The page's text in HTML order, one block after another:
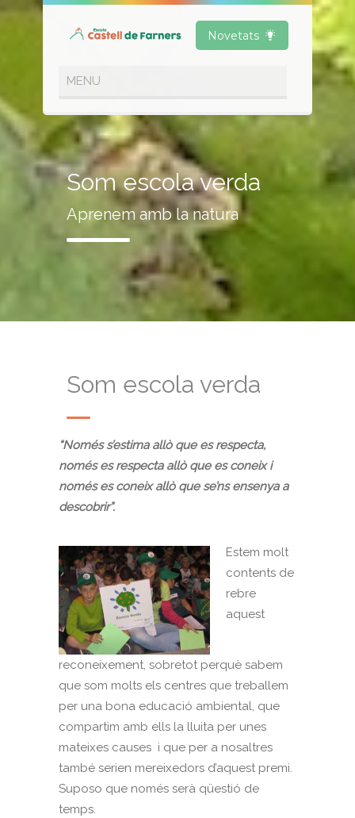
Novetats
Som escola verda
Aprenem amb la natura
Som escola verda
“Només s’estima allò que es respecta,
només es respecta allò que es coneix i
només es coneix allò que se’ns ensenya a
descobrir”.
Estem molt
contents de
rebre
aquest
reconeixement, sobretot perquè sabem
que som molts els centres que treballem
per una bona educació ambiental, que
compartim amb ells la lluita per unes
mateixes causes i que per a nosaltres
també serien mereixedors d’aquest premi.
Suposo que només serà qüestió de
temps.